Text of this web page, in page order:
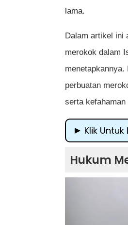
lama.
Dalam artikel ini
merokok dalam
perbuatan
serta kefahaman
Klik
Hukum